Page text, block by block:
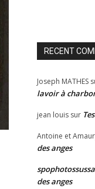
RECENT
Joseph MATHES
lavoir à
jean louis sur
Antoine et
des anges
des anges